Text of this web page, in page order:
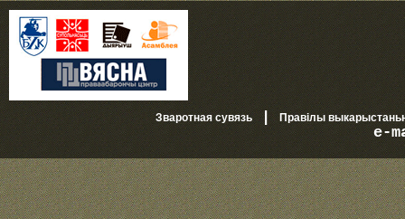
Зваротная сувязь| Правілы
e-